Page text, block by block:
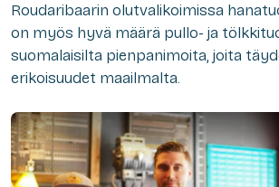
Roudaribaarin olutvalikoimissa
on myös hyvä määrä pullo- ja
suomalaisilta pienpanimoita, joita
erikoisuudet maailmalta.